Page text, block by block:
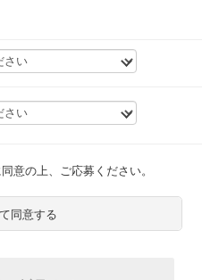
意の上、ご応募ください。
同意する